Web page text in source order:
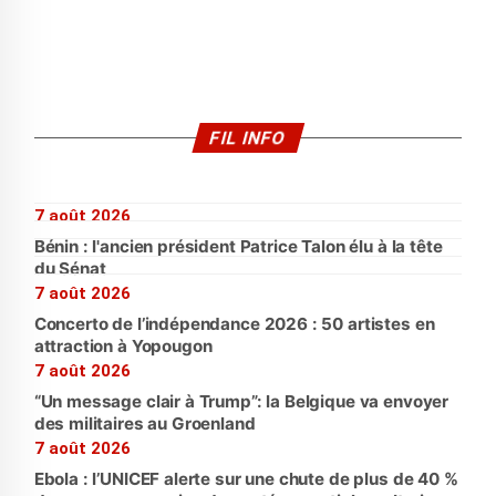
FIL INFO
7 août 2026
Bénin : l'ancien président Patrice Talon élu à la tête
du Sénat
7 août 2026
Concerto de l’indépendance 2026 : 50 artistes en
attraction à Yopougon
7 août 2026
“Un message clair à Trump”: la Belgique va envoyer
des militaires au Groenland
7 août 2026
Ebola : l’UNICEF alerte sur une chute de plus de 40 %